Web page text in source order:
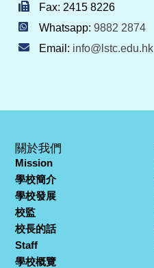
Fax: 2415 8226
Whatsapp: 9882 2874
Email: info@lstc.edu.hk
關於我們
Mission
學校簡介
學校發展
校監
校長的話
Staff
學校概覽